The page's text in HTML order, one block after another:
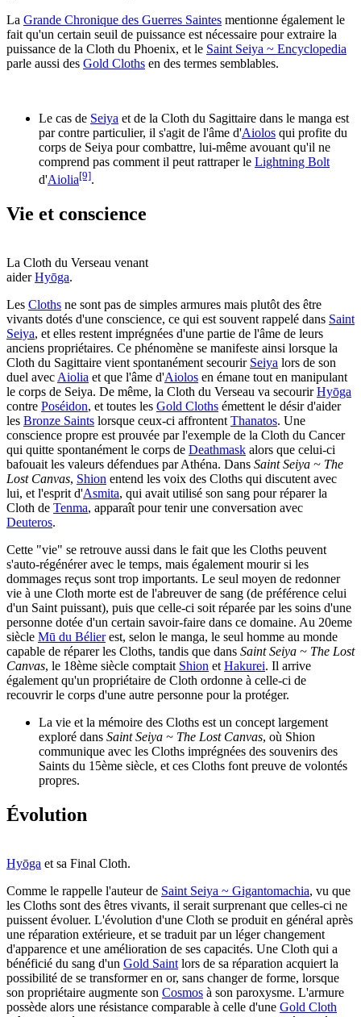
La Grande Chronique des Guerres Saintes mentionne également le
fait qu'un certain seuil de puissance est nécessaire pour extraire la
puissance de la Cloth du Phoenix, et le Saint Seiya ~ Encyclopedia
parle aussi des Gold Cloths en des termes semblables.
Le cas de Seiya et de la Cloth du Sagittaire dans le manga est
par contre particulier, il s'agit de l'âme d'Aiolos qui profite du
corps de Seiya pour combattre, lui-même avouant qu'il ne
comprend pas comment il peut rattraper le Lightning Bolt
d'Aiolia[9].
Vie et conscience
La Cloth du Verseau venant
aiderHyōga.
Les Cloths ne sont pas de simples armures mais plutôt des être
vivants dotés d'une conscience, ce qui est souvent rappelé dans Saint
Seiya, et elles restent imprégnées d'une partie de l'âme de leurs
anciens propriétaires. Ce phénomène se manifeste ainsi lorsque la
Cloth du Sagittaire vient spontanément secourir Seiya lors de son
duel avec Aiolia et que l'âme d'Aiolos en émane tout en manipulant
le corps de Seiya. De même, la Cloth du Verseau va secourirHyōga
contre Poséidon, et toutes les Gold Cloths émettent le désir d'aider
les Bronze Saints lorsque ceux-ci affrontent Thanatos. Une
conscience propre est prouvée par l'exemple de la Cloth du Cancer
qui quitte spontanément le corps de Deathmask alors que celui-ci
bafouait les valeurs défendues par Athéna. Dans Saint Seiya ~ The
Lost Canvas, Shion entend les voix des Cloths qui discutent avec
lui, et l'esprit d'Asmita, qui avait utilisé son sang pour réparer la
Cloth de Tenma, apparaît pour tenir une conversation avec
Deuteros.
Cette "vie" se retrouve aussi dans le fait que les Cloths peuvent
s'auto-régénérer avec le temps, mais également mourir si les
dommages reçus sont trop importants. Le seul moyen de redonner
vie à une Cloth morte est de l'abreuver de sang (de préférence celui
d'un Saint puissant), puis que celle-ci soit réparée par les soins d'une
personne dotée d'un certain savoir-faire dans ce domaine. Au 20eme
siècle Mū du Bélierest, selon le manga, le seul homme au monde
capable de réparer les Cloths, tandis que dans Saint Seiya ~ The Lost
Canvas, le 18ème siècle comptait Shion et Hakurei. Il arrive
également qu'un propriétaire de Cloth ordonne à celle-ci de
recouvrir le corps d'une autre personne pour la protéger.
La vie et la mémoire des Cloths est un concept largement
exploré dans Saint Seiya ~ The Lost Canvas, où Shion
communique avec les Cloths imprégnées des souvenirs des
Saints du 15ème siècle, et ces Cloths font preuve de volontés
propres.
Évolution
Hyōga et sa Final Cloth.
Comme le rappelle l'auteur de Saint Seiya ~ Gigantomachia, vu que
les Cloths sont des êtres vivants, il serait surprenant que celles-ci ne
puissent évoluer. L'évolution d'une Cloth se produit en général après
une réparation extérieure, et se traduit par un léger changement
d'apparence et une amélioration de ses capacités. Une Cloth qui a
bénéficié du sang d'un Gold Saint lors de sa réparation acquiert la
possibilité de se transformer en or, sans changer de forme, lorsque
son propriétaire augmente son Cosmos à son paroxysme. L'armure
possède alors une résistance comparable à celle d'une Gold Cloth